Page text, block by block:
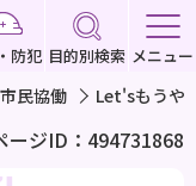
防犯 目的別検索 メニュー
市民協働 Let'sもうや
ージID：494731868